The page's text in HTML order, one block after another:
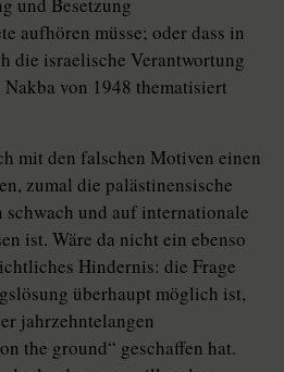
und Besetzung
aufhören müsse; oder dass in
die israelische Verantwortung
von 1948 thematisiert
mit den falschen Motiven einen
zumal die palästinensische
schwach und auf internationale
ist. Wäre da nicht ein ebenso
Hindernis: die Frage
überhaupt möglich ist,
jahrzehntelangen
the ground“ geschaffen hat.